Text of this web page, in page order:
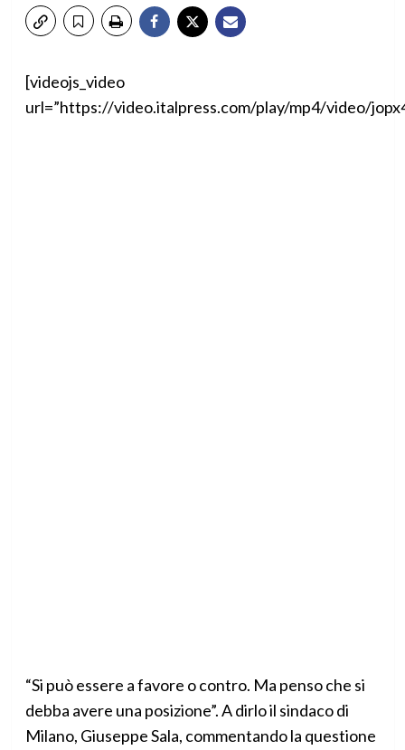
[videojs_video
url=”https://video.italpress.com/play/mp4/video/
“Si può essere a favore o contro. Ma penso che si
debba avere una posizione”. A dirlo il sindaco di
Milano, Giuseppe Sala, commentando la questione